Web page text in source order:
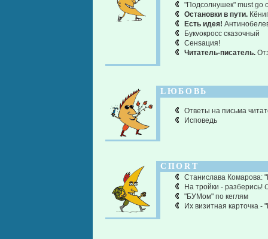
"Подсолнушек" must go
Остановки в пути.
Есть идея!
Букvокросс сказочный
Сенsация!
Читатель-писатель.
LЮБОВЬ
Ответы на письма
Исповедь
СПОRТ
Станислава Комарова:
На тройки - разберись!
"БУМом" по кеглям
Их визитная карточка -